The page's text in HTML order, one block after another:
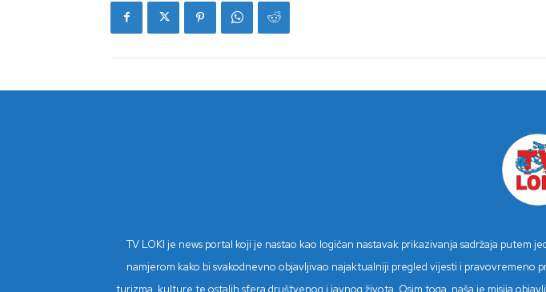
TV LOKI je news portal koji je nastao kao logičan nastavak prikazivanja sadržaja putem
namjerom kako bi svakodnevno objavljivao najaktualniji pregled vijesti i
turizma, kulture te ostalih sfera društvenog i javnog života. Osim toga, naša je misija